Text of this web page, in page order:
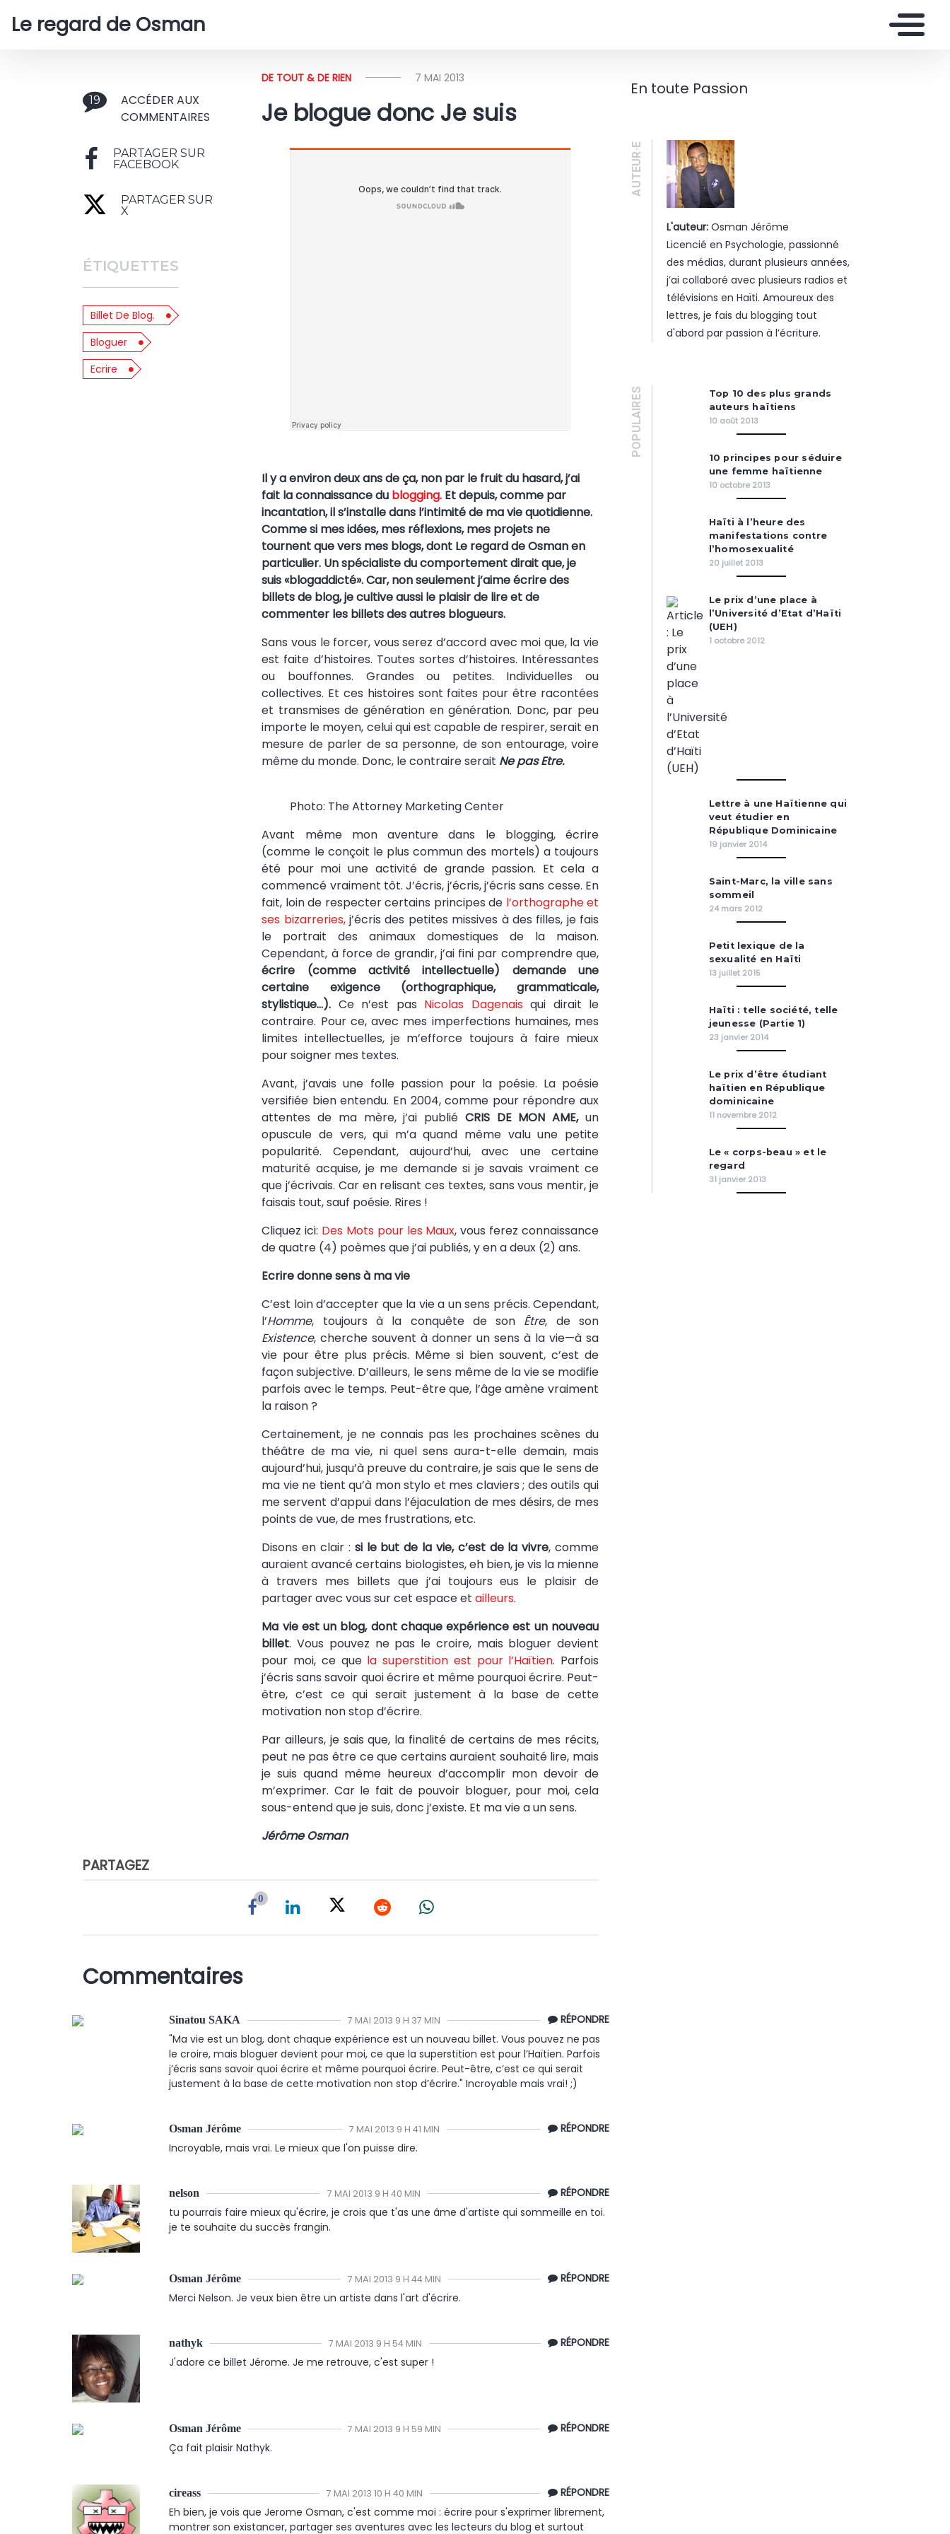
Le regard de Osman
19
ACCÉDER AUX
COMMENTAIRES
PARTAGER SUR
FACEBOOK
PARTAGER SUR
X
ÉTIQUETTES
Billet De Blog.
Bloguer
Ecrire
DE TOUT & DE RIEN 7 MAI 2013
Je blogue donc Je suis
Il y a environ deux ans deça, non par le fruit du hasard, j’ai
fait la connaissance du blogging. Et depuis, comme par
incantation, il s’installe dans l’intimité de ma vie quotidienne.
Comme si mes idées, mes réflexions, mes projets ne
tournent que vers mes blogs, dont Le regard de Osman en
particulier. Un spécialiste du comportement dirait que, je
suis«blogaddicté». Car, non seulement j’aime écrire des
billets de blog, je cultive aussi le plaisir de lire et de
commenter les billets des autres blogueurs.
Sans vous le forcer, vous serez d’accord avec moi que, la vie
est faite d’histoires. Toutes sortes d’histoires. Intéressantes
ou bouffonnes. Grandes ou petites. Individuelles ou
collectives. Et ces histoires sont faites pour être racontées
et transmises de génération en génération. Donc, par peu
importe le moyen, celui qui est capable de respirer, serait en
mesure de parler de sa personne, de son entourage, voire
même du monde. Donc, le contraire serait Ne pas Etre.
Photo: The Attorney Marketing Center
Avant même mon aventure dans le blogging, écrire
(comme le conçoit le plus commun des mortels) a toujours
été pour moi une activité de grande passion. Et cela a
commencé vraiment tôt. J’écris, j’écris, j’écris sans cesse. En
fait, loin de respecter certains principes de l’orthographe et
ses bizarreries,j’écris des petites missives à des filles, je fais
le portrait des animaux domestiques de la maison.
Cependant, à force de grandir, j’ai fini par comprendre que,
écrire (comme activité intellectuelle)
demande une
certaine exigence (orthographique, grammaticale,
stylistique…). Ce n’est pas Nicolas Dagenaisqui dirait le
contraire. Pour ce, avec mes imperfections humaines, mes
limites intellectuelles, je m’efforce toujours à faire mieux
pour soigner mes textes.
Avant, j’avais une folle passion pour la poésie. La poésie
versifiée bien entendu. En 2004, comme pour répondre aux
attentes de ma mère, j’ai publié CRIS DE MON AME, un
opuscule de vers, qui m’a quand même valu une petite
popularité. Cependant, aujourd’hui, avec une certaine
maturité acquise, je me demande si je savais vraiment ce
que j’écrivais. Car en relisant ces textes, sans vous mentir, je
faisais tout, sauf poésie. Rires !
Cliquez ici: Des Mots pour les Maux, vous ferez connaissance
de quatre (4) poèmes que j’ai publiés, y en a deux (2) ans.
Ecrire donne sens à ma vie
C’est loin d’accepter que la vie a un sens précis. Cependant,
l’Homme, toujours à la conquête de son Être, de son
Existence, cherche souvent à donner un sens à la vie—à sa
vie pour être plus précis. Même si bien souvent, c’est de
façon subjective. D’ailleurs, le sens même de la vie se modifie
parfois avec le temps. Peut-être que, l’âge amène vraiment
la raison ?
Certainement, je ne connais pas les prochaines scènes du
théâtre de ma vie, ni quel sens aura-t-elle demain, mais
aujourd’hui, jusqu’à preuve du contraire, je sais que le sens de
ma vie ne tient qu’à mon stylo et mes claviers ; des outils qui
me servent d’appui dans l’éjaculation de mes désirs, de mes
points de vue, de mes frustrations, etc.
Disons en clair : si le but de la vie, c’est de la vivre, comme
auraient avancé certains biologistes, eh bien, je vis la mienne
à travers mes billets que j’ai toujours eus le plaisir de
partager avec vous sur cet espace et ailleurs.
Ma vie est un blog, dont chaque expérience est un nouveau
billet. Vous pouvez ne pas le croire, mais bloguer devient
pour moi, ce que la superstition est pour l’Haïtien. Parfois
j’écris sans savoir quoi écrire et même pourquoi écrire. Peut-
être, c’est ce qui serait justement à la base de cette
motivation non stop d’écrire.
Par ailleurs, je sais que, la finalité de certains de mes récits,
peut ne pas être ce que certains auraient souhaité lire, mais
je suis quand même heureux d’accomplir mon devoir de
m’exprimer. Car le fait de pouvoir bloguer, pour moi, cela
sous-entend que je suis, donc j’existe. Et ma vie a un sens.
Jérôme Osman
PARTAGEZ
0
Commentaires
Sinatou SAKA 7 MAI 2013 9 H 37 MIN
RÉPONDRE
"Ma vie est un blog, dont chaque expérience est un nouveau billet. Vous pouvez ne pas
le croire, mais bloguer devient pour moi, ce que la superstition est pour l’Haïtien. Parfois
j’écris sans savoir quoi écrire et même pourquoi écrire. Peut-être, c’est ce qui serait
justement à la base de cette motivation non stop d’écrire." Incroyable mais vrai! ;)
Osman Jérôme 7 MAI 2013 9 H 41 MIN
RÉPONDRE
Incroyable, mais vrai. Le mieux que l'on puisse dire.
nelson 7 MAI 2013 9 H 40 MIN
RÉPONDRE
tu pourrais faire mieux qu'écrire, je crois que t'as une âme d'artiste qui sommeille en toi.
je te souhaite du succès frangin.
Osman Jérôme 7 MAI 2013 9 H 44 MIN
RÉPONDRE
Merci Nelson. Je veux bien être un artiste dans l'art d'écrire.
nathyk 7 MAI 2013 9 H 54 MIN
RÉPONDRE
J'adore ce billet Jérome. Je me retrouve, c'est super !
Osman Jérôme 7 MAI 2013 9 H 59 MIN
RÉPONDRE
Ça fait plaisir Nathyk.
cireass 7 MAI 2013 10 H 40 MIN
RÉPONDRE
Eh bien, je vois que Jerome Osman, c'est comme moi : écrire pour s'exprimer librement,
montrer son existancer, partager ses aventures avec les lecteurs du blog et surtout
En toute Passion
AUTEUR·E
L'auteur:Osman Jérôme
Licencié en Psychologie, passionné
des médias, durant plusieurs années,
j’ai collaboré avec plusieurs radios et
télévisions en Haïti. Amoureux des
lettres, je fais du blogging tout
d'abord par passion à l’écriture.
POPULAIRES
Top 10 des plus grands
auteurs haïtiens
10 août 2013
10 principes pour séduire
une femme haïtienne
10 octobre 2013
Haïti à l’heure des
manifestations contre
l’homosexualité
20 juillet 2013
Le prix d’une place à
l’Université d’Etat d’Haïti
(UEH)
1 octobre 2012
Lettre à une Haïtienne qui
veut étudier en
République Dominicaine
19 janvier 2014
Saint-Marc, la ville sans
sommeil
24 mars 2012
Petit lexique de la
sexualité en Haïti
13 juillet 2015
Haïti : telle société, telle
jeunesse (Partie 1)
23 janvier 2014
Le prix d’être étudiant
haïtien en République
dominicaine
11 novembre 2012
Le « corps-beau » et le
regard
31 janvier 2013